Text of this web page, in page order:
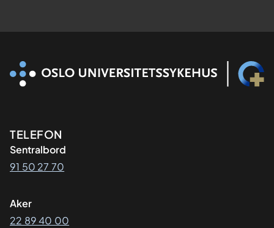
Kontaktinformasjon
TELEFON
Sentralbord
91 50 27 70
Aker
22 89 40 00